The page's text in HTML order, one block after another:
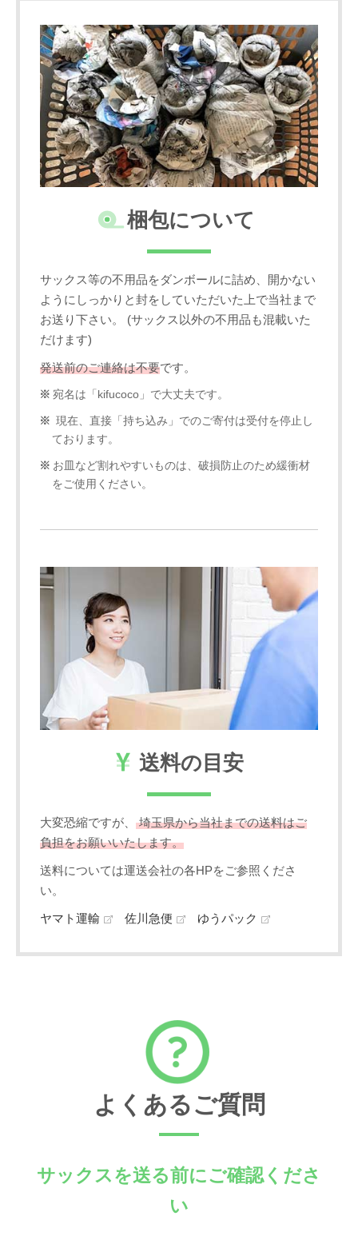
梱包について
サックス等の不用品をダンボールに詰め、開かない
ようにしっかりと封をしていただいた上で当社まで
お送り下さい。 (サックス以外の不用品も混載いた
だけます)
発送前のご連絡は不要です。
宛名は「kifucoco」で大丈夫です。
現在、直接「持ち込み」でのご寄付は受付を停止し
ております。
お皿など割れやすいものは、破損防止のため緩衝材
をご使用ください。
送料の目安
大変恐縮ですが、 埼玉県から当社までの送料はご
負担をお願いいたします。
送料については運送会社の各HPをご参照くださ
い。
ヤマト運輸 佐川急便 ゆうパック
よくあるご質問
サックスを送る前にご確認くださ
い